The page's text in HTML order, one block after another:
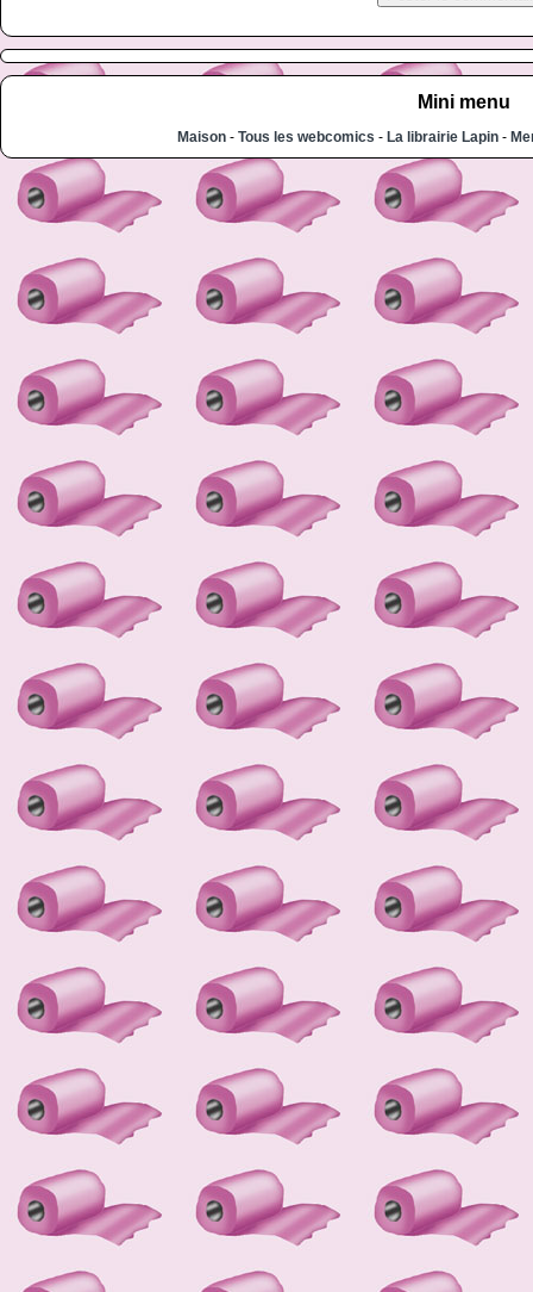
Mini menu
Maison- Tous les webcomics - La librairie Lapin-